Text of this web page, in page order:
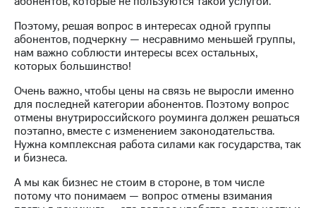
Поэтому, решая вопрос в интересах одной группы
абонентов, подчеркну — несравнимо меньшей группы,
нам важно соблюсти интересы всех остальных,
которых большинство!
Очень важно, чтобы цены на связь не выросли именно
для последней категории абонентов. Поэтому вопрос
отмены внутрироссийского роуминга должен решаться
поэтапно, вместе с изменением законодательства.
Нужна комплексная работа силами как государства, так
и бизнеса.
А мы как бизнес не стоим в стороне, в том числе
потому что понимаем — вопрос отмены взимания